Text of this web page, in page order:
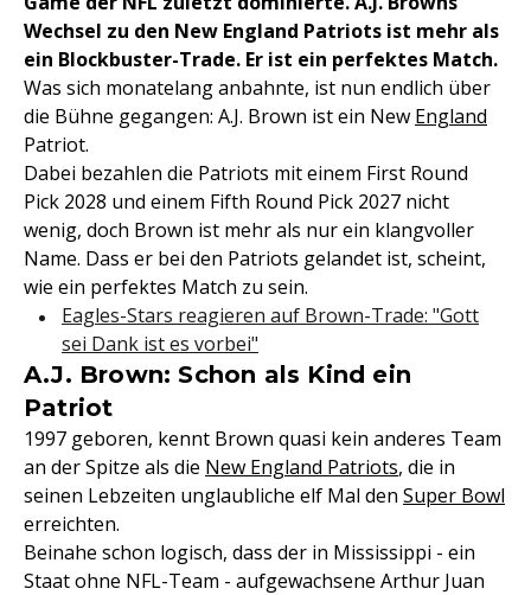
Wechsel zu den New England Patriots ist mehr als
ein Blockbuster-Trade. Er ist ein perfektes Match.
Was sich monatelang anbahnte, ist nun endlich über
die Bühne gegangen: A.J. Brown ist ein New England
Patriot.
Dabei bezahlen die Patriots mit einem First Round
Pick 2028 und einem Fifth Round Pick 2027 nicht
wenig, doch Brown ist mehr als nur ein klangvoller
Name. Dass er bei den Patriots gelandet ist, scheint,
wie ein perfektes Match zu sein.
Eagles-Stars reagieren auf Brown-Trade: "Gott
sei Dank ist es vorbei"
A.J. Brown: Schon als Kind ein
Patriot
1997 geboren, kennt Brown quasi kein anderes Team
an der Spitze als die New England Patriots, die in
seinen Lebzeiten unglaubliche elf Mal den Super Bowl
erreichten.
Beinahe schon logisch, dass der in Mississippi - ein
Staat ohne NFL-Team - aufgewachsene Arthur Juan